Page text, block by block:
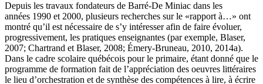
Depuis les travaux fondateurs de Barré-De Miniac dans les
années 1990 et 2000, plusieurs recherches sur le «rapport à…» ont
montré qu’il est nécessaire de s’y intéresser afin de faire évoluer,
progressivement, les pratiques enseignantes (par exemple, Blaser,
2007; Chartrand et Blaser, 2008; Émery-Bruneau, 2010, 2014a).
Dans le cadre scolaire québécois pour le primaire, étant donné que le
programme de formation fait de l’appréciation des oeuvres littéraires
le lieu d’orchestration et de synthèse des compétences à lire, à écrire